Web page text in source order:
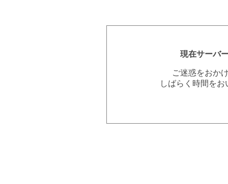
現在サーバ
ご迷惑をおか
しばらく時間を